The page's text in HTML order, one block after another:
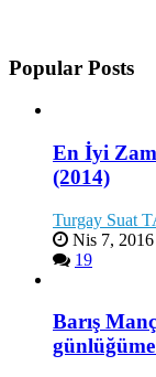
Popular Posts
En İyi
(2014)
Turgay Suat
Nis 7, 2016
19
Barış